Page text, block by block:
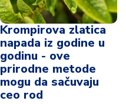
Krompirova zlatica
napada iz godine u
godinu - ove
prirodne metode
mogu da sačuvaju
ceo rod